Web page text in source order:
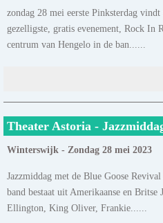
zondag 28 mei eerste Pinksterdag
gezelligste, gratis evenement, Rock In
centrum van Hengelo in de ban......
Theater Astoria -
Winterswijk - Zondag 28 mei 2023
Jazzmiddag met de Blue Goose
band bestaat uit Amerikaanse en Britse
Ellington, King Oliver, Frankie......